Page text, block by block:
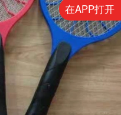
在APP打开